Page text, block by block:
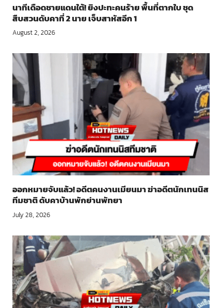
นาทีเดือดชายแดนใต้! ยิงปะทะคนร้าย พื้นที่ตากใบ ชุด
สืบสวนดับคาที่ 2 นาย เจ็บสาหัสอีก 1
August 2, 2026
ออกหมายจับแล้ว! อดีตคนงานเมียนมา ฆ่าอดีตนักเทนนิส
ทีมชาติ ดับคาบ้านพักย่านพัทยา
July 28, 2026